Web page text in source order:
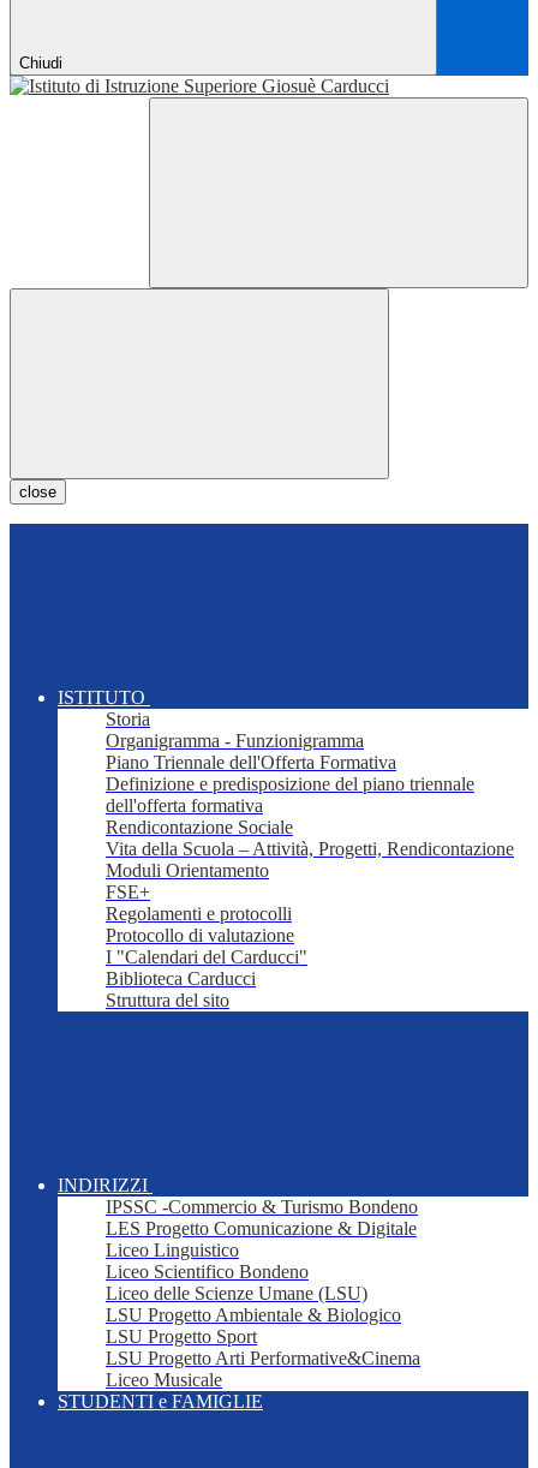
Chiudi
close
ISTITUTO
Storia
Organigramma - Funzionigramma
Piano Triennale dell'Offerta Formativa
Definizione e predisposizione del piano triennale
dell'offerta formativa
Rendicontazione Sociale
Vita della Scuola – Attività, Progetti, Rendicontazione
Moduli Orientamento
FSE+
Regolamenti e protocolli
Protocollo di valutazione
I "Calendari del Carducci"
Biblioteca Carducci
Struttura del sito
INDIRIZZI
IPSSC -Commercio & Turismo Bondeno
LES Progetto Comunicazione & Digitale
Liceo Linguistico
Liceo Scientifico Bondeno
Liceo delle Scienze Umane (LSU)
LSU Progetto Ambientale & Biologico
LSU Progetto Sport
LSU Progetto Arti Performative&Cinema
Liceo Musicale
STUDENTI e FAMIGLIE